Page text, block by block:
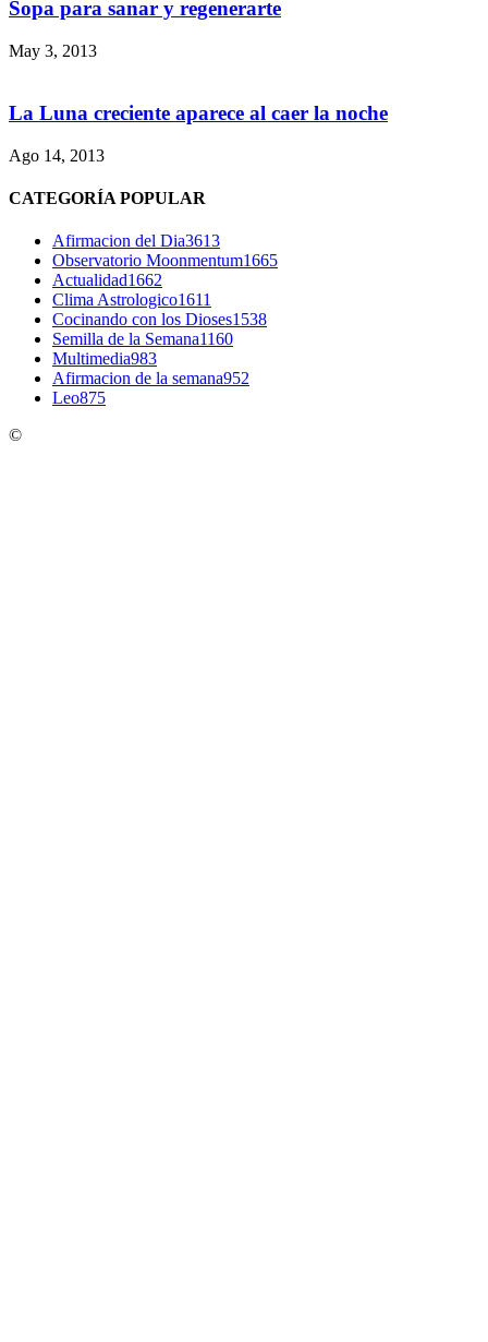
Sopa para sanar y regenerarte
May 3, 2013
La Luna creciente aparece al caer la noche
Ago 14, 2013
CATEGORÍA POPULAR
Afirmacion del Dia3613
Observatorio Moonmentum1665
Actualidad1662
Clima Astrologico1611
Cocinando con los Dioses1538
Semilla de la Semana1160
Multimedia983
Afirmacion de la semana952
Leo875
©